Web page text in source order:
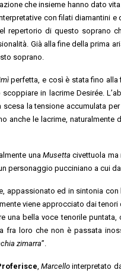
che insieme hanno dato
con filati diamantini e
di questo soprano
Già alla fine della prima
soprano.
perfetta, e così è stata fino alla
scoppiare in lacrime Desirée.
la tensione accumulata
anche le lacrime,
unaMusetta civettuola ma
personaggio pucciniano a cui
appassionato ed in sintonia
viene approcciato dai tenori
una bella voce tenorile puntata,
fra loro che non è passata
zimarra”.
,Marcello interpretato